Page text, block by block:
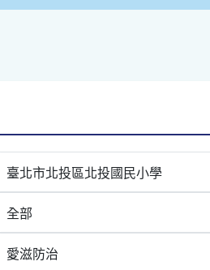
臺北市北投區北投國民小學
全部
愛滋防治